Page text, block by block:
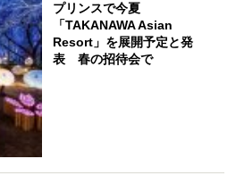
プリンスで今夏
「TAKANAWA Asian
Resort」を展開予定と発
表 春の招待会で